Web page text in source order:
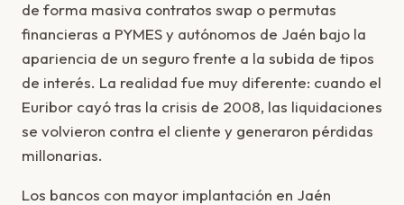
de forma masiva contratos swap o permutas
financieras a PYMES y autónomos de Jaén bajo la
apariencia de un seguro frente a la subida de tipos
de interés. La realidad fue muy diferente: cuando el
Euribor cayó tras la crisis de 2008, las liquidaciones
se volvieron contra el cliente y generaron pérdidas
millonarias.
Los bancos con mayor implantación en Jaén